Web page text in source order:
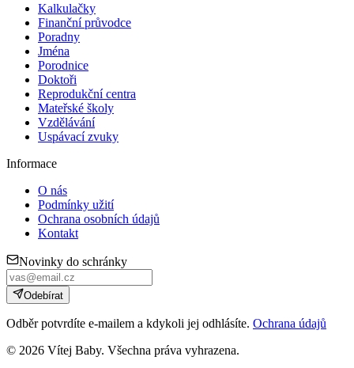
Kalkulačky
Finanční průvodce
Poradny
Jména
Porodnice
Doktoři
Reprodukční centra
Mateřské školy
Vzdělávání
Uspávací zvuky
Informace
O nás
Podmínky užití
Ochrana osobních údajů
Kontakt
Novinky do schránky
Odebírat
Odběr potvrdíte e-mailem a kdykoli jej odhlásíte. Ochrana údajů
© 2026 Vítej Baby. Všechna práva vyhrazena.